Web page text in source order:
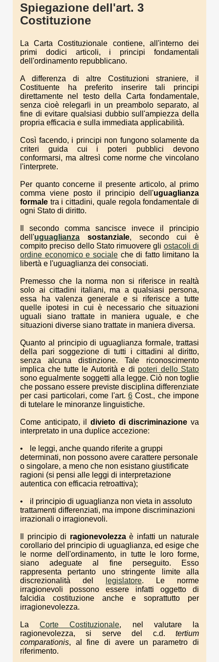
Spiegazione dell'art. 3
Costituzione
La Carta Costituzionale contiene, all'interno dei
primi dodici articoli, i principi fondamentali
dell'ordinamento repubblicano.
A differenza di altre Costituzioni straniere, il
Costituente ha preferito inserire tali principi
direttamente nel testo della Carta fondamentale,
senza cioè relegarli in un preambolo separato, al
fine di evitare qualsiasi dubbio sull'ampiezza della
propria efficacia e sulla immediata applicabilità.
Così facendo, i principi non fungono solamente da
criteri guida cui i poteri pubblici devono
conformarsi, ma altresì come norme che vincolano
l'interprete.
Per quanto concerne il presente articolo, al primo
comma viene posto il principio dell'uguaglianza
formale tra i cittadini, quale regola fondamentale di
ogni Stato di diritto.
Il secondo comma sancisce invece il principio
dell'uguaglianza sostanziale, secondo cui è
compito preciso dello Stato rimuovere gli ostacoli di
ordine economico e socialeche di fatto limitano la
libertà e l'uguaglianza dei consociati.
Premesso che la norma non si riferisce in realtà
solo ai cittadini italiani, ma a qualsiasi persona,
essa ha valenza generale e si riferisce a tutte
quelle ipotesi in cui è necessario che situazioni
uguali siano trattate in maniera uguale, e che
situazioni diverse siano trattate in maniera diversa.
Quanto al principio di uguaglianza formale, trattasi
della pari soggezione di tutti i cittadini al diritto,
senza alcuna distinzione. Tale riconoscimento
implica che tutte le Autorità e di poteri dello Stato
sono egualmente soggetti alla legge. Ciò non toglie
che possano essere previste disciplina differenziate
per casi particolari, come l'art. 6Cost., che impone
di tutelare le minoranze linguistiche.
Come anticipato, il divieto di discriminazione va
interpretato in una duplice accezione:
le leggi, anche quando riferite a gruppi
determinati, non possono avere carattere personale
o singolare, a meno che non esistano giustificate
ragioni (si pensi alle leggi di interpretazione
autentica con efficacia retroattiva);
il principio di uguaglianza non vieta in assoluto
trattamenti differenziati, ma impone discriminazioni
irrazionali o irragionevoli.
Il principio di ragionevolezzaè infatti un naturale
corollario del principio di uguaglianza, ed esige che
le norme dell'ordinamento, in tutte le loro forme,
siano adeguate al fine perseguito. Esso
rappresenta pertanto uno stringente limite alla
discrezionalità del
legislatore. Le norme
irragionevoli possono essere infatti oggetto di
falcidia costituzione anche e soprattutto per
irragionevolezza.
LaCorte Costituzionale, nel valutare la
ragionevolezza, si serve del c.d. tertium
comparationis, al fine di avere un parametro di
riferimento.